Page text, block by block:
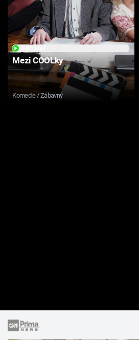
Mezi COOLky
Komedie / Zábavný